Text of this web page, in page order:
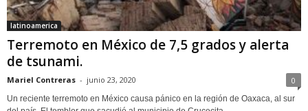
latinoamerica
Terremoto en México de 7,5 grados y alerta
de tsunami.
Mariel Contreras - junio 23, 2020 0
Un reciente terremoto en México causa pánico en la región de Oaxaca, al sur